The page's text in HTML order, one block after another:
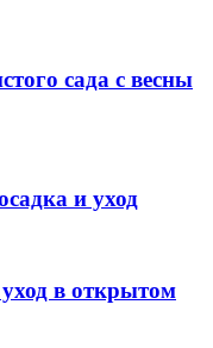
сада с весны
и уход
в открытом